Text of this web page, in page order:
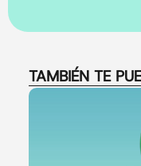
TAMBIÉN TE